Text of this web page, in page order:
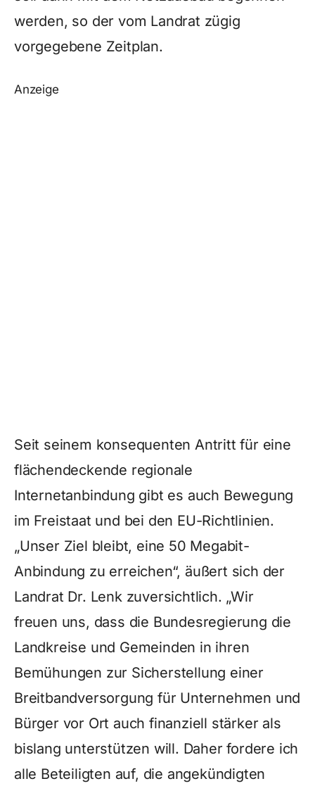
werden, so der vom Landrat zügig
vorgegebene Zeitplan.
Anzeige
Seit seinem konsequenten Antritt für eine
flächendeckende regionale
Internetanbindung gibt es auch Bewegung
im Freistaat und bei den EU-Richtlinien.
„Unser Ziel bleibt, eine 50 Megabit-
Anbindung zu erreichen“, äußert sich der
Landrat Dr. Lenk zuversichtlich. „Wir
freuen uns, dass die Bundesregierung die
Landkreise und Gemeinden in ihren
Bemühungen zur Sicherstellung einer
Breitbandversorgung für Unternehmen und
Bürger vor Ort auch finanziell stärker als
bislang unterstützen will. Daher fordere ich
alle Beteiligten auf, die angekündigten